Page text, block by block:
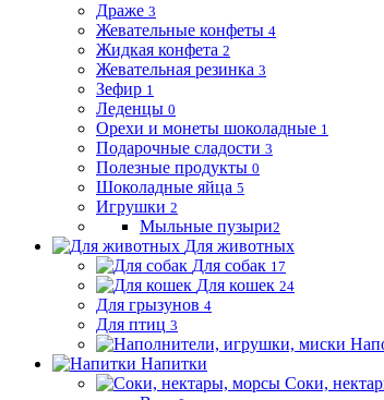
Драже 3
Жевательные конфеты 4
Жидкая конфета 2
Жевательная резинка 3
Зефир 1
Леденцы 0
Орехи и монеты шоколадные 1
Подарочные сладости 3
Полезные продукты 0
Шоколадные яйца 5
Игрушки 2
Мыльные пузыри2
Для животных
Для собак 17
Для кошек 24
Для грызунов 4
Для птиц 3
Напитки
Соки,